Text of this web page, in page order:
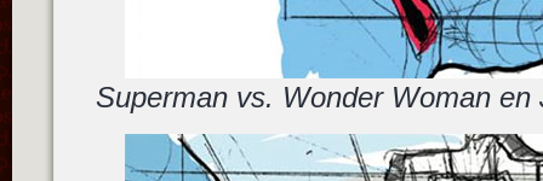
Superman vs. Wonder Woman en